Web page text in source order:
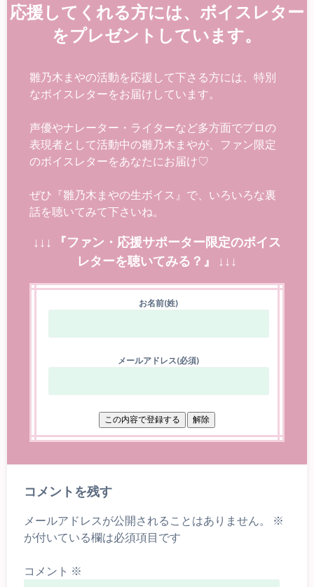
応援してくれる方には、ボイスレター
をプレゼントしています。
雛乃木まやの活動を応援して下さる方には、特別
なボイスレターをお届けしています。
声優やナレーター・ライターなど多方面でプロの
表現者として活動中の雛乃木まやが、ファン限定
のボイスレターをあなたにお届け♡
ぜひ『雛乃木まやの生ボイス』で、いろいろな裏
話を聴いてみて下さいね。
↓↓↓ 『ファン・応援サポーター限定のボイス
レターを聴いてみる？』 ↓↓↓
お名前(姓)
メールアドレス(必須)
コメントを残す
メールアドレスが公開されることはありません。
※
が付いている欄は必須項目です
コメント ※